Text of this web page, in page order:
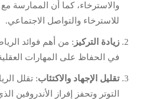
والاسترخاء، كما أن الممارسة
للاسترخاء والتواصل الاجتماعي.
زيادة التركيز : من أهم فوائد
في الحفاظ على المهارات
تقليل الإجهاد والاكتئاب: تقلل
التوتر وتحفز إفراز الأندروفين